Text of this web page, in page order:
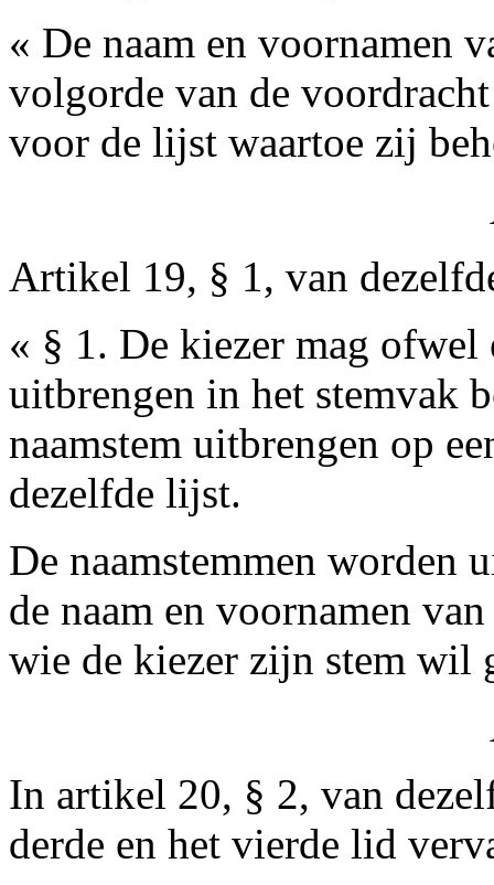
« De naam en voornamen
volgorde van de
voor de lijst waartoe zij
Artikel 19, § 1, van
« § 1. De kiezer mag ofwel
uitbrengen in het stemvak
naamstem uitbrengen op
dezelfde lijst.
De naamstemmen worden
de naam en voornamen
wie de kiezer zijn stem wil
In artikel 20, § 2, van
derde en het vierde lid